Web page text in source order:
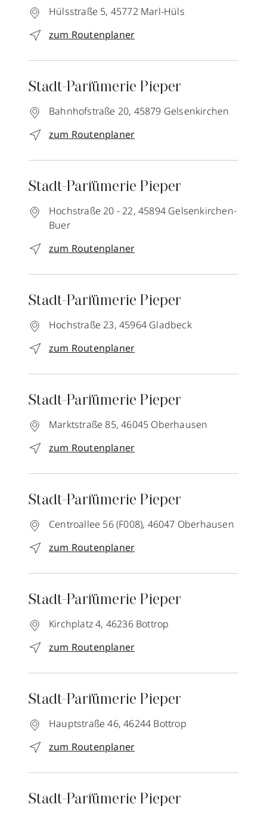
Hülsstraße 5, 45772 Marl-Hüls
zum Routenplaner
Stadt-Parfümerie Pieper
Bahnhofstraße 20, 45879 Gelsenkirchen
zum Routenplaner
Stadt-Parfümerie Pieper
Hochstraße 20 - 22, 45894 Gelsenkirchen-
Buer
zum Routenplaner
Stadt-Parfümerie Pieper
Hochstraße 23, 45964 Gladbeck
zum Routenplaner
Stadt-Parfümerie Pieper
Marktstraße 85, 46045 Oberhausen
zum Routenplaner
Stadt-Parfümerie Pieper
Centroallee 56 (F008), 46047 Oberhausen
zum Routenplaner
Stadt-Parfümerie Pieper
Kirchplatz 4, 46236 Bottrop
zum Routenplaner
Stadt-Parfümerie Pieper
Hauptstraße 46, 46244 Bottrop
zum Routenplaner
Stadt-Parfümerie Pieper